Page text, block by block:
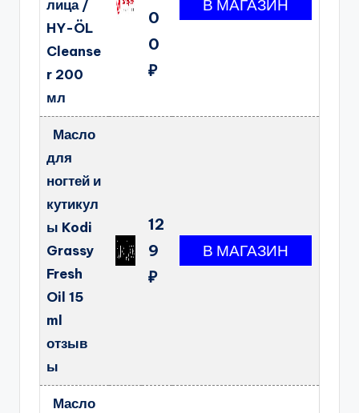
лица /
HY-ÖL
Cleanse
r 200
мл
0
0
₽
Масло
для
ногтей и
кутикул
ы Kodi
Grassy
Fresh
Oil 15
ml
отзыв
ы
12
9
₽
Масло